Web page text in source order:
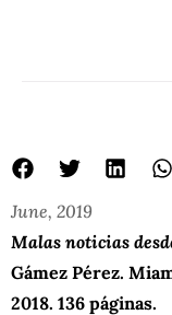
June, 2019
Malas noticias
Gámez Pérez.
2018. 136 páginas.